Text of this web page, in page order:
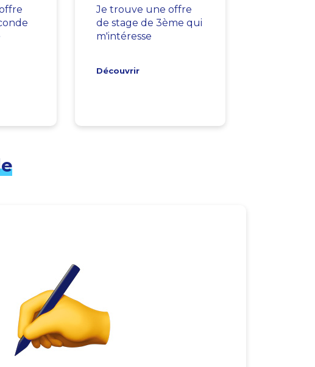
Je trouve une offre
de stage de 3ème qui
m'intéresse
Découvrir